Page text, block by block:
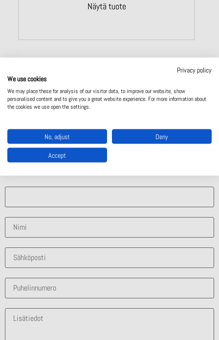
Näytä tuote
Valmistajan sivut
Ota yhteyttä
Privacy policy
We use cookies
We may place these for analysis of our visitor data, to improve our website, show
personalised content and to give you a great website experience. For more information about
the cookies we use open the settings.
No, adjust Deny
Accept